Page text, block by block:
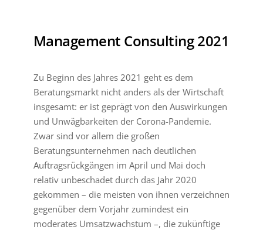
Management Consulting 2021
Zu Beginn des Jahres 2021 geht es dem
Beratungsmarkt nicht anders als der Wirtschaft
insgesamt: er ist geprägt von den Auswirkungen
und Unwägbarkeiten der Corona-Pandemie.
Zwar sind vor allem die großen
Beratungsunternehmen nach deutlichen
Auftragsrückgängen im April und Mai doch
relativ unbeschadet durch das Jahr 2020
gekommen – die meisten von ihnen verzeichnen
gegenüber dem Vorjahr zumindest ein
moderates Umsatzwachstum –, die zukünftige